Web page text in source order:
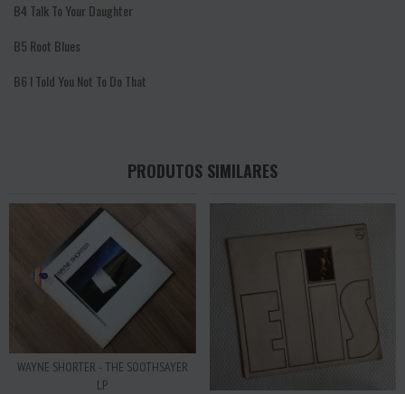
B4 Talk To Your Daughter
B5 Root Blues
B6 I Told You Not To Do That
PRODUTOS SIMILARES
WAYNE SHORTER - THE SOOTHSAYER
LP